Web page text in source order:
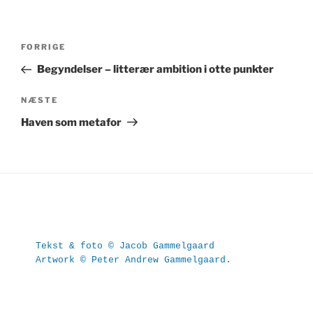
Indlægsnavigation
Forrige
indlæg
FORRIGE
Begyndelser – litterær ambition i otte punkter
Næste
indlæg
NÆSTE
Haven som metafor
Tekst & foto © Jacob Gammelgaard
Artwork © Peter Andrew Gammelgaard.